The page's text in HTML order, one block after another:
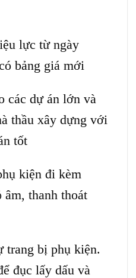
lực từ ngày
bảng giá mới
các dự án lớn và
thầu xây dựng với
tốt
kiện đi kèm
âm, thanh thoát
trang bị phụ kiện.
đục lấy dấu và